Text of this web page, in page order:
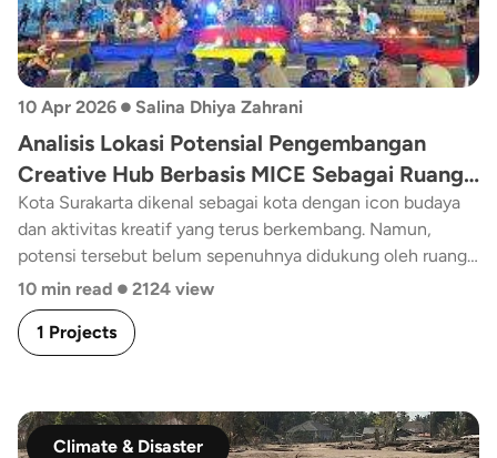
10 Apr 2026 • Salina Dhiya Zahrani
Analisis Lokasi Potensial Pengembangan
Creative Hub Berbasis MICE Sebagai Ruang
Publik Kreatif di Kota Surakarta
Kota Surakarta dikenal sebagai kota dengan icon budaya
dan aktivitas kreatif yang terus berkembang. Namun,
potensi tersebut belum sepenuhnya didukung oleh ruang
yang mampu mewadahi interaksi, kolaborasi, dan
pertumbuhan ekonomi kreatif secara optimal. Salah satu
pendekatan yang dapat menjawab kebutuhan tersebut
adalah pengembangan creative hub berbasis MICE
10 min read • 2124 view
1 Projects
Climate & Disaster